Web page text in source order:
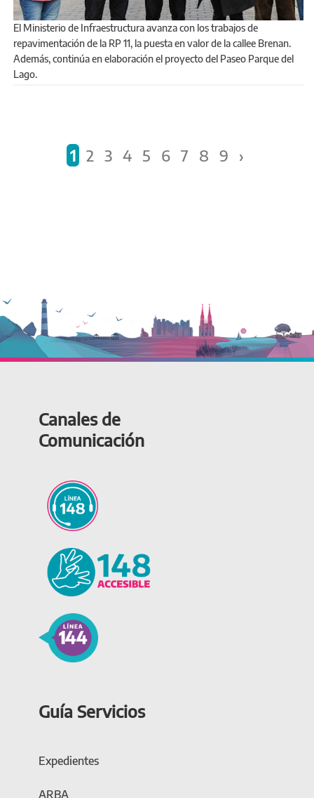
El Ministerio de Infraestructura avanza con los trabajos de
repavimentación de la RP 11, la puesta en valor de la callee Brenan.
Además, continúa en elaboración el proyecto del Paseo Parque del
Lago.
1 2 3 4 5 6 7 8 9 ›
Canales de
Comunicación
Guía Servicios
Expedientes
ARBA